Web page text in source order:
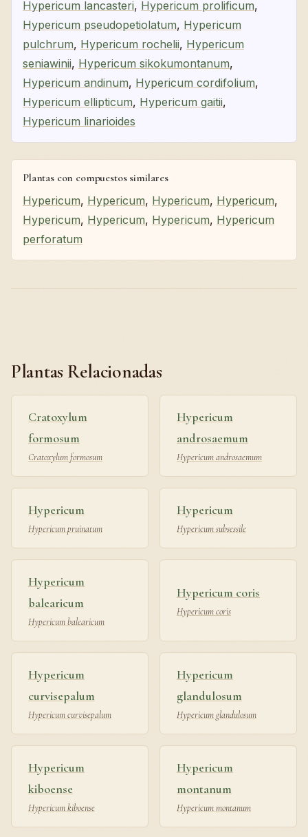
Hypericum lancasteri, Hypericum prolificum,
Hypericum pseudopetiolatum, Hypericum
pulchrum, Hypericum rochelii, Hypericum
seniawinii, Hypericum sikokumontanum,
Hypericum andinum, Hypericum cordifolium,
Hypericum ellipticum, Hypericum gaitii,
Hypericum linarioides
Plantas con compuestos similares
Hypericum, Hypericum, Hypericum, Hypericum,
Hypericum, Hypericum, Hypericum, Hypericum
perforatum
Plantas Relacionadas
Cratoxylum
formosum
Cratoxylum formosum
Hypericum
androsaemum
Hypericum androsaemum
Hypericum
Hypericum pruinatum
Hypericum
Hypericum subsessile
Hypericum
balearicum
Hypericum balearicum
Hypericum coris
Hypericum coris
Hypericum
curvisepalum
Hypericum curvisepalum
Hypericum
glandulosum
Hypericum glandulosum
Hypericum
kiboense
Hypericum kiboense
Hypericum
montanum
Hypericum montanum